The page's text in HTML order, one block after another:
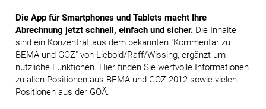
Die App für Smartphones und Tablets macht Ihre
Abrechnung jetzt schnell, einfach und sicher. Die Inhalte
sind ein Konzentrat aus dem bekannten "Kommentar zu
BEMA und GOZ" von Liebold/Raff/Wissing, ergänzt um
nützliche Funktionen. Hier finden Sie wertvolle Informationen
zu allen Positionen aus BEMA und GOZ 2012 sowie vielen
Positionen aus der GOÄ.